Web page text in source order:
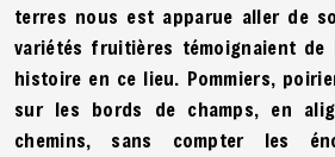
terres nous est apparue aller de
variétés fruitières témoignaient de
histoire en ce lieu. Pommiers,
sur les bords de champs, en
chemins, sans compter les